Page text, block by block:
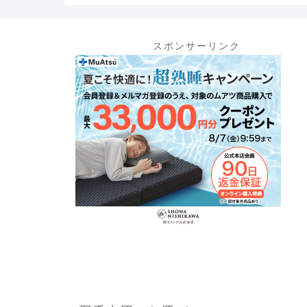
スポンサーリンク